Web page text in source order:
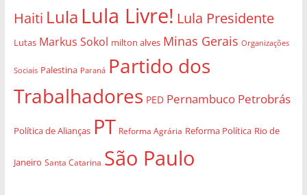
Haiti Lula Lula Livre! Lula Presidente
Lutas Markus Sokol milton alves Minas Gerais Organizações
Sociais Palestina Paraná Partido dos
Trabalhadores PED Pernambuco Petrobrás
Política de Alianças PT Reforma Agrária Reforma Política Rio de
Janeiro Santa Catarina São Paulo